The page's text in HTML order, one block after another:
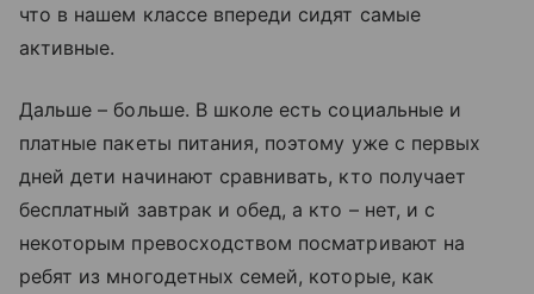
что в нашем классе впереди сидят самые
активные.
Дальше – больше. В школе есть социальные и
платные пакеты питания, поэтому уже с первых
дней дети начинают сравнивать, кто получает
бесплатный завтрак и обед, а кто – нет, и с
некоторым превосходством посматривают на
ребят из многодетных семей, которые, как